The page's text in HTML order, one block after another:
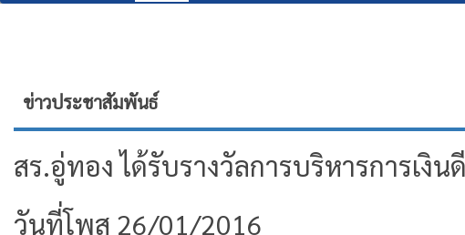
ข่าวประชาสัมพันธ์
สร.อู่ทอง ได้รับรางวัลการบริหารการเงิ
วันที่โพส 26/01/2016